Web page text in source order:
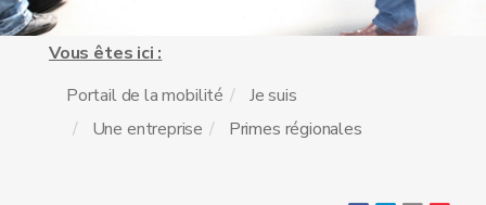
Vous êtes ici :
Portail de la mobilité
Je suis
Une entreprise
Primes régionales